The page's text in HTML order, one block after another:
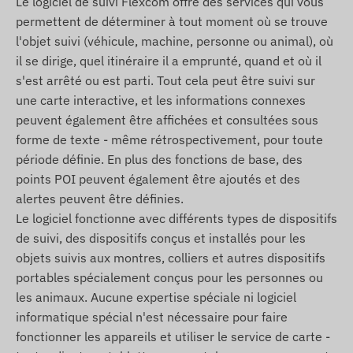
la collecte et la transmission des données, ainsi
que la communication avec le téléphone du
propriétaire ou, en cas d'utilisation d'un logiciel de
suivi, avec le systeme central de collecte et de
traitement des données. L'appareil communique
via les réseaux des opérateurs mobiles avec la
carte SIM intégrée (remplaçable).
Région de fonctionnement
L'appareil est compatible avec les réseaux GSM
des régions suivantes :
2G : Monde
Options d'achat
Si vous achetez uniquement l'appareil (sans
abonnement logiciel), il sera livré avec les
parametres d'usine. Vous devrez vous occuper
permettent de déterminer à tout moment où se trouve
l'objet suivi (véhicule, machine, personne ou animal), où
il se dirige, quel itinéraire il a emprunté, quand et où il
s'est arrêté ou est parti. Tout cela peut être suivi sur
une carte interactive, et les informations connexes
peuvent également être affichées et consultées sous
forme de texte - même rétrospectivement, pour toute
période définie. En plus des fonctions de base, des
points POI peuvent également être ajoutés et des
alertes peuvent être définies.
Le logiciel fonctionne avec différents types de dispositifs
de suivi, des dispositifs conçus et installés pour les
objets suivis aux montres, colliers et autres dispositifs
portables spécialement conçus pour les personnes ou
les animaux. Aucune expertise spéciale ni logiciel
informatique spécial n'est nécessaire pour faire
fonctionner les appareils et utiliser le service de carte -